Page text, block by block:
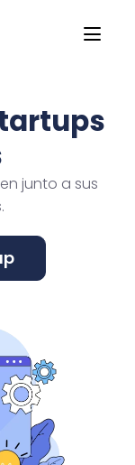
junto a sus